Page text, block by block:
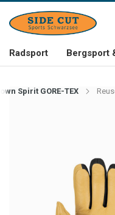
Radsport Bergsport
Spirit GORE-TEX